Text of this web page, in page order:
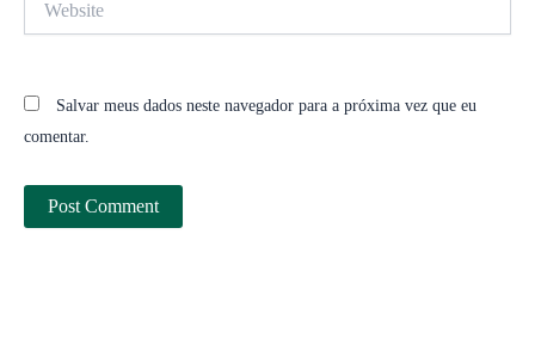
Salvar meus dados neste navegador para a próxima vez que eu
comentar.